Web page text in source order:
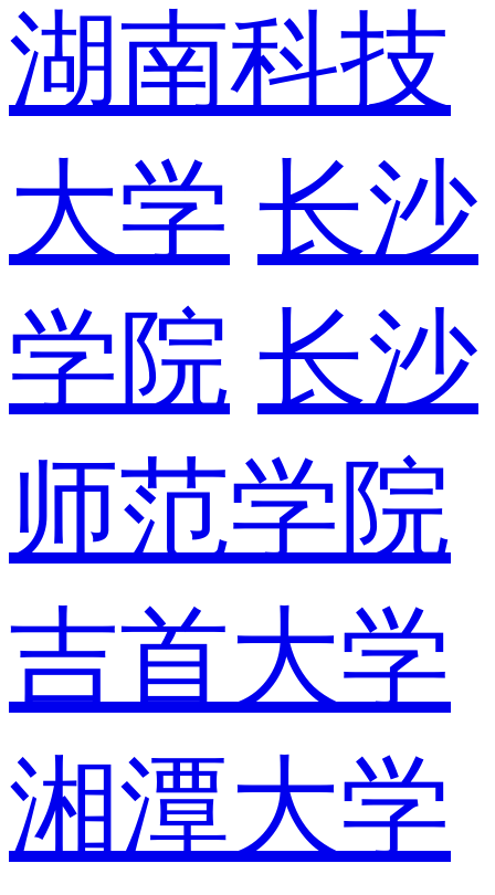
湖南科技
大学 长沙
学院 长沙
师范学院
吉首大学
湘潭大学